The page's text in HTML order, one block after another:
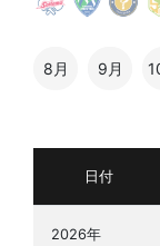
8月 9月
日付
2026年